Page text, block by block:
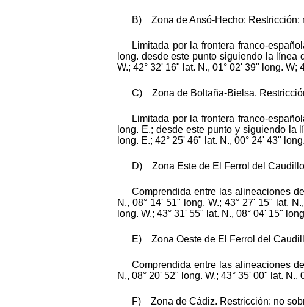
B) Zona de Ansó-Hecho: Restricción:
Limitada por la frontera franco-
long. desde este punto siguiendo la línea
W.; 42° 32' 16" lat. N., 01° 02' 39" long. W;
C) Zona de Boltaña-Bielsa.
Limitada por la frontera franco-
long. E.; desde este punto y siguiendo la
long. E.; 42° 25' 46" lat. N., 00° 24' 43"
D) Zona Este de El Ferrol del
Comprendida entre las alineaciones
N., 08° 14' 51" long. W.; 43° 27' 15" lat.
long. W.; 43° 31' 55" lat. N., 08° 04' 15"
E) Zona Oeste de El Ferrol del
Comprendida entre las alineaciones
N., 08° 20' 52" long. W.; 43° 35' 00" lat. N.,
F) Zona de Cádiz. Restricción: no